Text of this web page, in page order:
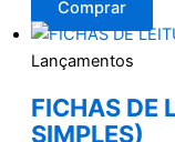
Comprar
Lançamentos
FICHAS DE
SIMPLES)